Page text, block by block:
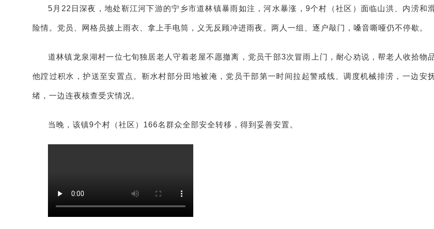
5月22日深夜，地处靳江河下游的宁乡市道林镇暴雨如注，河水暴涨，9个村（社区）面临山洪、内涝和
险情。党员、网格员披上雨衣、拿上手电筒，义无反顾冲进雨夜。两人一组、逐户敲门，嗓音嘶哑仍不停歇。
道林镇龙泉湖村一位七旬独居老人守着老屋不愿撤离，党员干部3次冒雨上门，耐心劝说，帮老人收拾物
他蹚过积水，护送至安置点。靳水村部分田地被淹，党员干部第一时间拉起警戒线、调度机械排涝，一边安
绪，一边连夜核查受灾情况。
当晚，该镇9个村（社区）166名群众全部安全转移，得到妥善安置。